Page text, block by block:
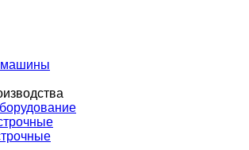
машины